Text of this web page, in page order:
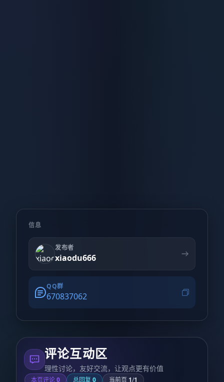
信息
发布者
xiaodu666
QQ群
670837062
评论互动区
理性讨论，友好交流，让观点更有价值
本页评论0 总回复 0 当前页 1/1